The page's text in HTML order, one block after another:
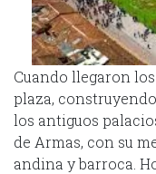
Cuando llegaron
plaza,
los antiguos
de Armas, con su
andina y barroca.